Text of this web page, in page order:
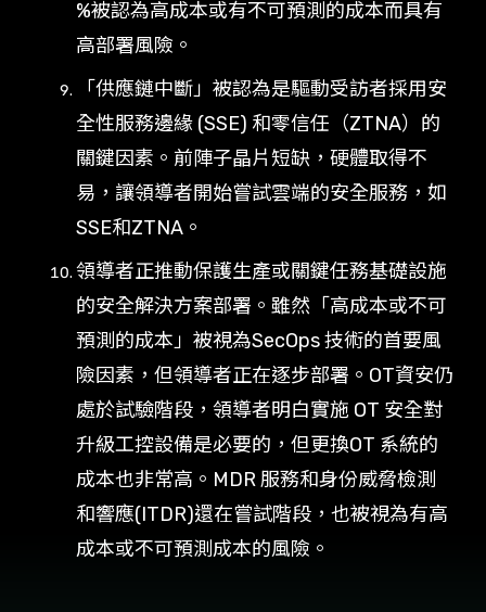
%被認為高成本或有不可預測的成本而具有
高部署風險。
「供應鏈中斷」被認為是驅動受訪者採用安
全性服務邊緣 (SSE) 和零信任（ZTNA）的
關鍵因素。前陣子晶片短缺，硬體取得不
易，讓領導者開始嘗試雲端的安全服務，如
SSE和ZTNA。
領導者正推動保護生產或關鍵任務基礎設施
的安全解決方案部署。雖然「高成本或不可
預測的成本」被視為SecOps 技術的首要風
險因素，但領導者正在逐步部署。OT資安仍
處於試驗階段，領導者明白實施 OT 安全對
升級工控設備是必要的，但更換OT 系統的
成本也非常高。MDR 服務和身份威脅檢測
和響應(ITDR)還在嘗試階段，也被視為有高
成本或不可預測成本的風險。